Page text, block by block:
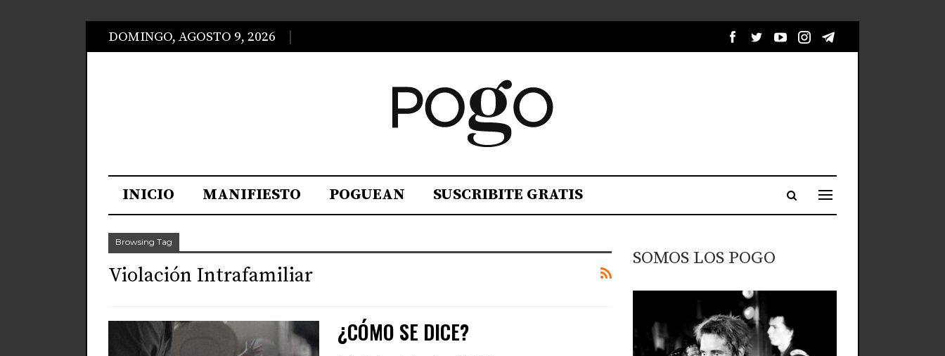
DOMINGO, AGOSTO 9, 2026
INICIO MANIFIESTO POGUEAN SUSCRIBITE GRATIS
Browsing Tag
Violación Intrafamiliar
¿CÓMO SE DICE?
SOMOS LOS POGO